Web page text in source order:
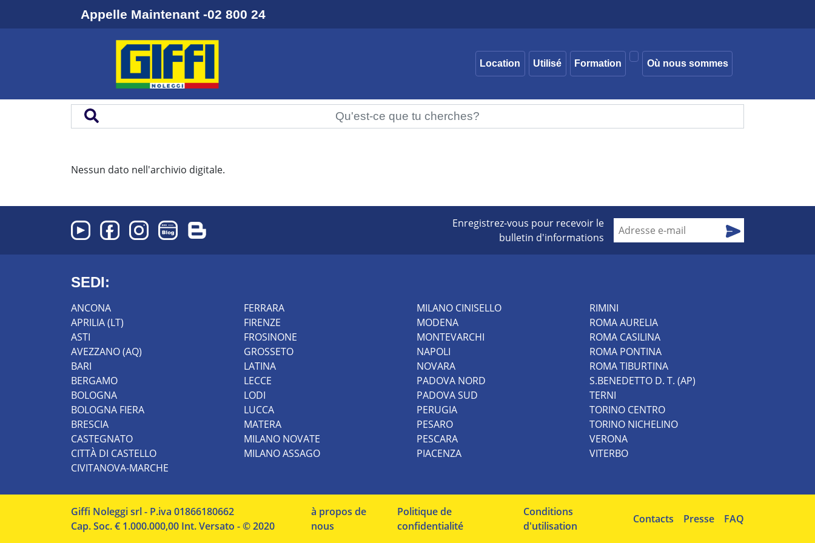
Appelle Maintenant -02 800 24
Location Utilisé Formation Où nous sommes
Nessun dato nell'archivio digitale.
Enregistrez-vous pour recevoir le
bulletin d'informations
SEDI:
ANCONA
APRILIA (LT)
ASTI
AVEZZANO (AQ)
BARI
BERGAMO
BOLOGNA
BOLOGNA FIERA
BRESCIA
CASTEGNATO
CITTÀ DI CASTELLO
CIVITANOVA-MARCHE
FERRARA
FIRENZE
FROSINONE
GROSSETO
LATINA
LECCE
LODI
LUCCA
MATERA
MILANO NOVATE
MILANO ASSAGO
MILANO CINISELLO
MODENA
MONTEVARCHI
NAPOLI
NOVARA
PADOVA NORD
PADOVA SUD
PERUGIA
PESARO
PESCARA
PIACENZA
RIMINI
ROMA AURELIA
ROMA CASILINA
ROMA PONTINA
ROMA TIBURTINA
S.BENEDETTO D. T. (AP)
TERNI
TORINO CENTRO
TORINO NICHELINO
VERONA
VITERBO
Giffi Noleggi srl - P.iva 01866180662
Cap. Soc. € 1.000.000,00 Int. Versato - © 2020
à propos de
nous
Politique de
confidentialité
Conditions
d'utilisation
Contacts Presse FAQ